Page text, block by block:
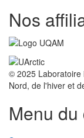
Nos
© 2025 Laboratoire
Nord, de l'hiver et
Menu